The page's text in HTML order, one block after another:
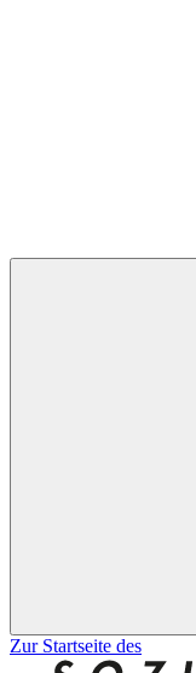
Zur Startseite des